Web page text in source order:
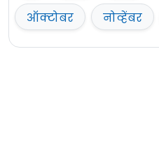
ऑक्टोबर
नोव्हेंबर